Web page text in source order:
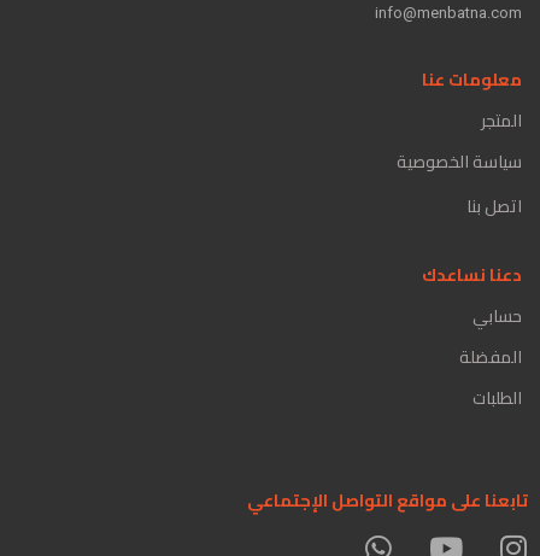
info@menbatna.com
معلومات عنا
المتجر
سياسة الخصوصية
اتصل بنا
دعنا نساعدك
حسابي
المفضلة
الطلبات
تابعنا على مواقع التواصل الإجتماعي